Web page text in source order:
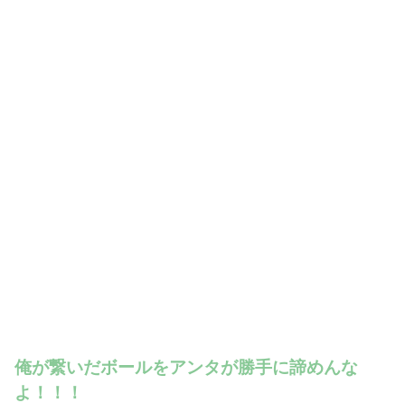
俺が繋いだボールをアンタが勝手に諦めんな
よ！！！